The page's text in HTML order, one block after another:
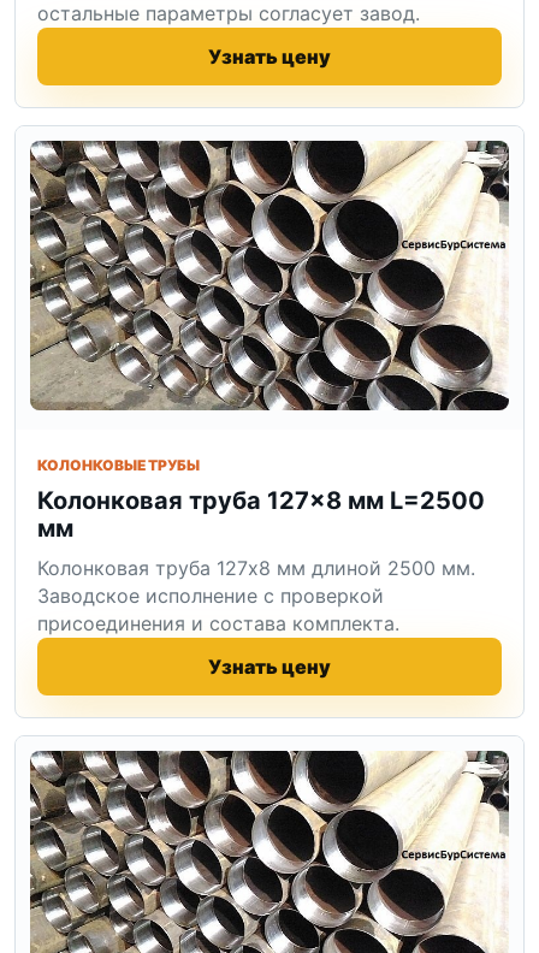
остальные параметры согласует завод.
Узнать цену
КОЛОНКОВЫЕ ТРУБЫ
Колонковая труба 127×8 мм L=2500
мм
Колонковая труба 127x8 мм длиной 2500 мм.
Заводское исполнение с проверкой
присоединения и состава комплекта.
Узнать цену